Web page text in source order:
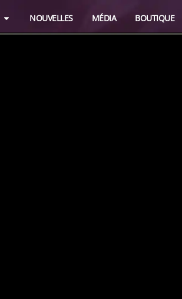
NOUVELLES MÉDIA BOUTIQUE